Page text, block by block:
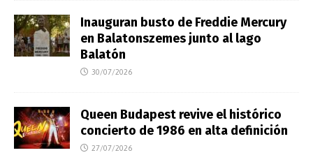
Inauguran busto de Freddie Mercury
en Balatonszemes junto al lago
Balatón
30/07/2026
Queen Budapest revive el histórico
concierto de 1986 en alta definición
27/07/2026